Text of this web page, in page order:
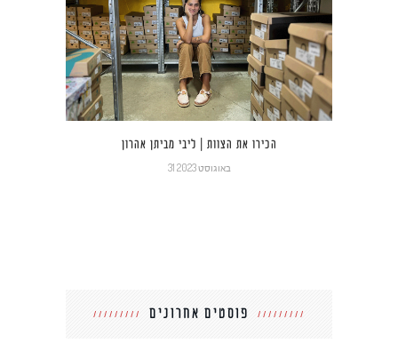
הכירו את הצוות | ליבי מביתן אהרון
31 באוגוסט 2023
פוסטים אחרונים